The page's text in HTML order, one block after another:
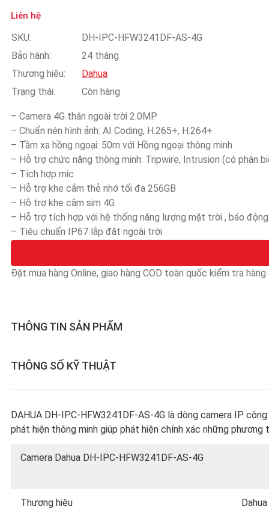
Liên hệ
SKU:
DH-IPC-HFW3241DF-AS-4G
Bảo hành:
24 tháng
Thương hiệu:
Dahua
Trạng thái:
Còn hàng
– Camera 4G thân ngoài trời 2.0MP
– Chuẩn nén hình ảnh: AI Coding, H.265+, H.264+
– Tầm xa hồng ngoại: 50m với Hồng ngoại thông minh
– Hỗ trợ chức năng thông minh: Tripwire, Intrusion (có phân
– Tích hợp mic
– Hỗ trợ khe cắm thẻ nhớ tối đa 256GB
– Hỗ trợ khe cắm sim 4G
– Hỗ trợ tích hợp với hệ thống năng lượng mặt trời , báo động
– Tiêu chuẩn IP67 lắp đặt ngoài trời
Đặt mua hàng Online, giao hàng COD toàn quốc kiểm tra
THÔNG TIN SẢN PHẨM
THÔNG SỐ KỸ THUẬT
DAHUA DH-IPC-HFW3241DF-AS-4G là dòng camera IP
phát hiện thông minh giúp phát hiện chính xác những
Camera Dahua DH-IPC-HFW3241DF-AS-4G
Thương hiệu Dahua